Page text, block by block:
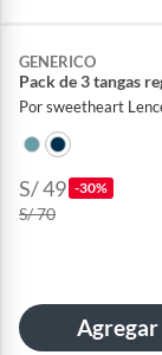
GENERICO
Pack de 3 tangas
Por sweetheart
S/ 49 -30%
S/ 70
Agregar